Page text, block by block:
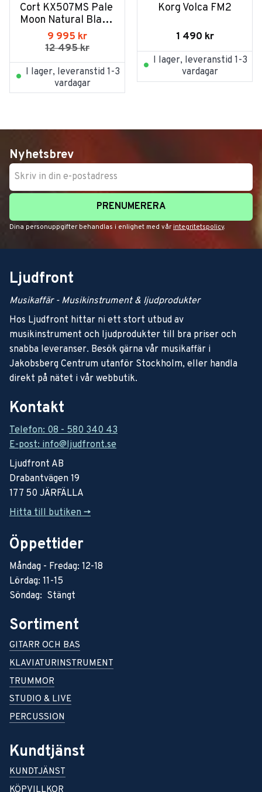
Cort KX507MS Pale
Moon Natural Black
Burst
9 995 kr
12 495kr
I lager, leveranstid 1-3
vardagar
Korg Volca FM2
1 490 kr
I lager, leveranstid 1-3
vardagar
Nyhetsbrev
PRENUMERERA
Dina personuppgifter behandlas i enlighet med vår integritetspolicy.
Ljudfront
Musikaffär - Musikinstrument & ljudprodukter
Hos Ljudfront hittar ni ett stort utbud av
musikinstrument och ljudprodukter till bra priser och
snabba leveranser. Besök gärna vår musikaffär i
Jakobsberg Centrum utanför Stockholm, eller handla
direkt på nätet i vår webbutik.
Kontakt
Telefon: 08 - 580 340 43
E-post: info@ljudfront.se
Ljudfront AB
Drabantvägen 19
177 50 JÄRFÄLLA
Hitta till butiken ->
Öppettider
Måndag - Fredag: 12-18
Lördag: 11-15
Söndag: Stängt
Sortiment
GITARR OCH BAS
KLAVIATURINSTRUMENT
TRUMMOR
STUDIO & LIVE
PERCUSSION
Kundtjänst
KUNDTJÄNST